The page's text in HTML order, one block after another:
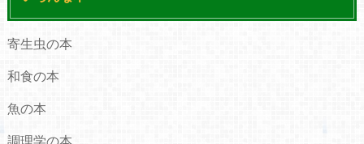
寄生虫の本
和食の本
魚の本
調理学の本